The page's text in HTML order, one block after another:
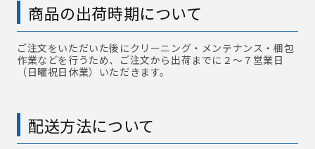
商品の出荷時期について
ご注文をいただいた後にクリーニング・メンテナンス・梱包
作業などを行うため、ご注文から出荷までに２～７営業日
（日曜祝日休業）いただきます。
配送方法について